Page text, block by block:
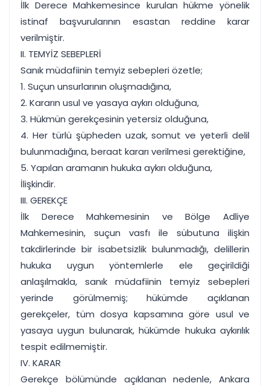
İlk Derece Mahkemesince kurulan hükme yönelik
istinaf başvurularının esastan reddine karar
verilmiştir.
II. TEMYİZ SEBEPLERİ
Sanık müdafiinin temyiz sebepleri özetle;
1. Suçun unsurlarının oluşmadığına,
2. Kararın usul ve yasaya aykırı olduğuna,
3. Hükmün gerekçesinin yetersiz olduğuna,
4. Her türlü şüpheden uzak, somut ve yeterli delil
bulunmadığına, beraat kararı verilmesi gerektiğine,
5. Yapılan aramanın hukuka aykırı olduğuna,
İlişkindir.
III. GEREKÇE
İlk Derece Mahkemesinin ve Bölge Adliye
Mahkemesinin, suçun vasfı ile sübutuna ilişkin
takdirlerinde bir isabetsizlik bulunmadığı, delillerin
hukuka uygun yöntemlerle ele geçirildiği
anlaşılmakla, sanık müdafiinin temyiz sebepleri
yerinde görülmemiş; hükümde açıklanan
gerekçeler, tüm dosya kapsamına göre usul ve
yasaya uygun bulunarak, hükümde hukuka aykırılık
tespit edilmemiştir.
IV. KARAR
Gerekçe bölümünde açıklanan nedenle, Ankara